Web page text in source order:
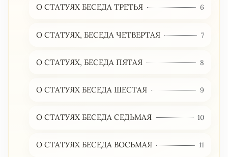
О СТАТУЯХ БЕСЕДА ТРЕТЬЯ 6
О СТАТУЯХ, БЕСЕДА ЧЕТВЕРТАЯ 7
О СТАТУЯХ, БЕСЕДА ПЯТАЯ 8
О СТАТУЯХ БЕСЕДА ШЕСТАЯ 9
О СТАТУЯХ БЕСЕДА СЕДЬМАЯ 10
О СТАТУЯХ БЕСЕДА ВОСЬМАЯ 11